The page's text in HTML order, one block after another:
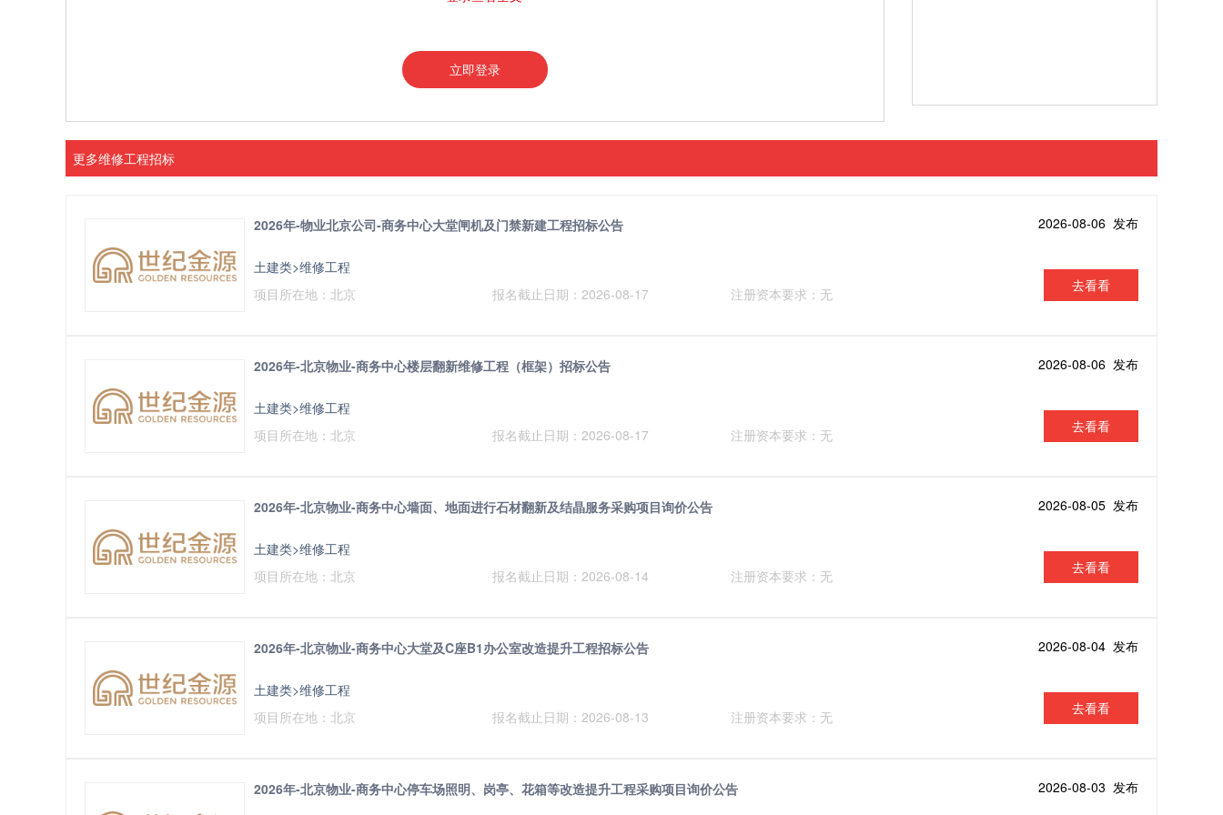
立即登录
更多维修工程招标
2026年-物业北京公司-商务中心大堂闸机及门禁新建工程招标公告
土建类>维修工程
项目所在地：北京
报名截止日期：2026-08-17 注册资本要求：无
2026-08-06 发布
去看看
2026年-北京物业-商务中心楼层翻新维修工程（框架）招标公告
土建类>维修工程
项目所在地：北京
报名截止日期：2026-08-17 注册资本要求：无
2026-08-06 发布
去看看
2026年-北京物业-商务中心墙面、地面进行石材翻新及结晶服务采购项目询价公告
土建类>维修工程
项目所在地：北京
报名截止日期：2026-08-14 注册资本要求：无
2026-08-05 发布
去看看
2026年-北京物业-商务中心大堂及C座B1办公室改造提升工程招标公告
土建类>维修工程
项目所在地：北京
报名截止日期：2026-08-13 注册资本要求：无
2026-08-04 发布
去看看
2026年-北京物业-商务中心停车场照明、岗亭、花箱等改造提升工程采购项目询价公告 2026-08-03 发布